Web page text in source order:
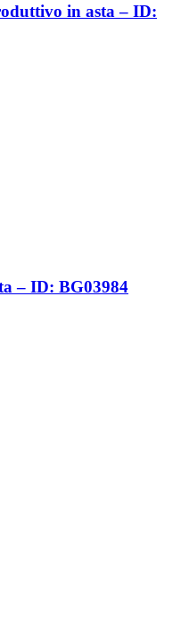
in asta – ID:
– ID: BG03984